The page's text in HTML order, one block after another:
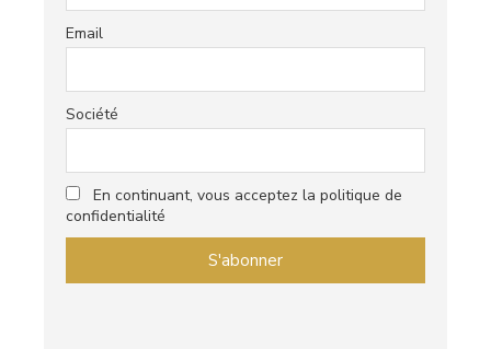
Email
Société
En continuant, vous acceptez la politique de
confidentialité